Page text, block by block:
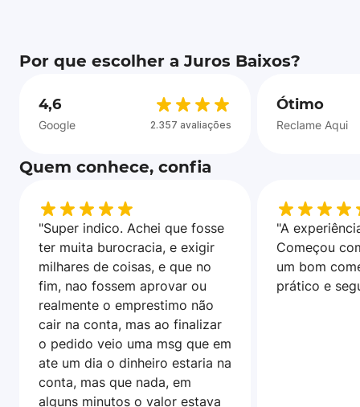
Por que escolher a Juros Baixos?
4,6
Google 2.357 avaliações
Ótimo
Reclame Aqui
Quem conhece, confia
"Super indico. Achei que fosse
ter muita burocracia, e exigir
milhares de coisas, e que no
fim, nao fossem aprovar ou
realmente o emprestimo não
cair na conta, mas ao finalizar
o pedido veio uma msg que em
ate um dia o dinheiro estaria na
conta, mas que nada, em
alguns minutos o valor estava
"A
Começou
um bom
prático e